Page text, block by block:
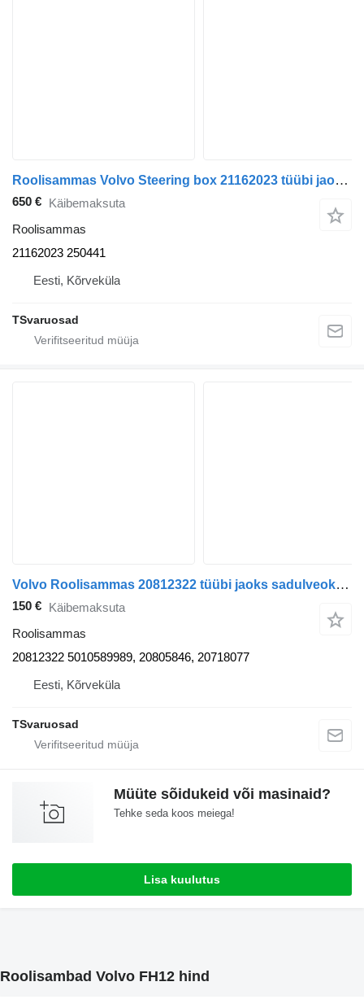
Roolisammas Volvo Steering box 21162023 tüübi jaoks sadulveoki Volvo FH 4
650 € Käibemaksuta
Roolisammas
21162023 250441
Eesti, Kõrveküla
TSvaruosad
Volvo Roolisammas 20812322 tüübi jaoks sadulveoki Volvo FL-240
150 € Käibemaksuta
Roolisammas
20812322 5010589989, 20805846, 20718077
Eesti, Kõrveküla
TSvaruosad
Müüte sõidukeid või masinaid?
Tehke seda koos meiega!
Lisa kuulutus
Roolisambad Volvo FH12 hind